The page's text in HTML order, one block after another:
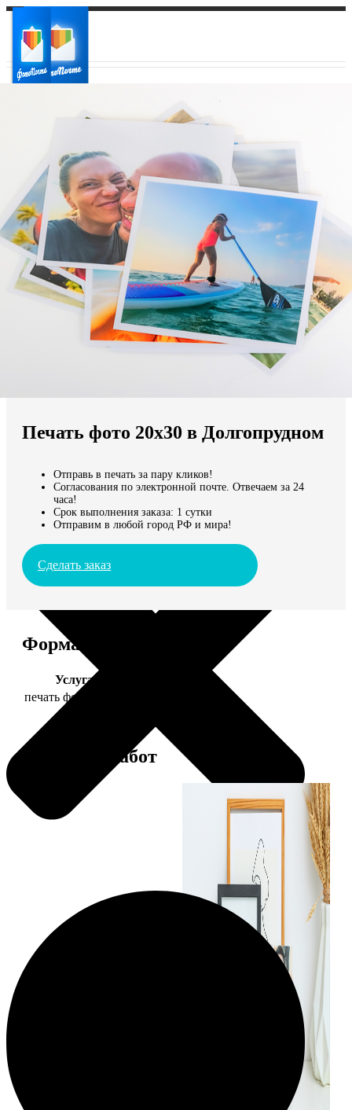
Ваш регион доставки
Выберите из списка:
Мы доставляем по всему миру
Продолжить без города
Печать фото 20х30 в Долгопрудном
Отправь в печать за пару кликов!
Согласования по электронной почте. Отвечаем за 24
часа!
Срок выполнения заказа: 1 сутки
Отправим в любой город РФ и мира!
Сделать заказ
Форматы и цены
Услуга
печать фото 20х30
Примеры работ